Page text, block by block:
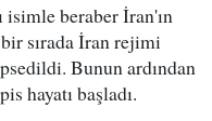
isimle beraber İran'ın
sırada İran rejimi
Bunun ardından
hayatı başladı.